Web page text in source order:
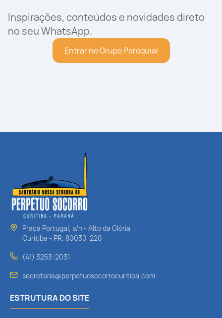
Inspirações, conteúdos e novidades direto
no seu WhatsApp.
Entrar no Grupo Paroquial
Praça Portugal, s/n - Alto da Glória
Curitiba - PR, 80030-220
(41) 3253-2031
secretaria@perpetuosocorrocuritiba.com
ESTRUTURA DO SITE